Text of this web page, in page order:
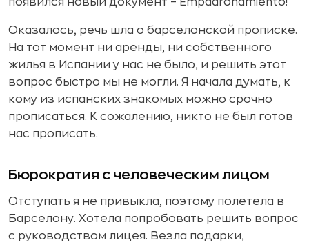
Оказалось, речь шла о барселонской прописке.
На тот момент ни аренды, ни собственного
жилья в Испании у нас не было, и решить этот
вопрос быстро мы не могли. Я начала думать, к
кому из испанских знакомых можно срочно
прописаться. К сожалению, никто не был готов
нас прописать.
Бюрократия с человеческим лицом
Отступать я не привыкла, поэтому полетела в
Барселону. Хотела попробовать решить вопрос
с руководством лицея. Везла подарки,